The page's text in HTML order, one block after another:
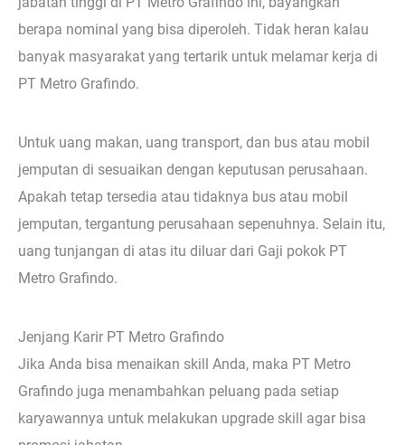
berapa nominal yang bisa diperoleh. Tidak heran kalau
banyak masyarakat yang tertarik untuk melamar kerja di
PT Metro Grafindo.
Untuk uang makan, uang transport, dan bus atau mobil
jemputan di sesuaikan dengan keputusan perusahaan.
Apakah tetap tersedia atau tidaknya bus atau mobil
jemputan, tergantung perusahaan sepenuhnya. Selain itu,
uang tunjangan di atas itu diluar dari Gaji pokok PT
Metro Grafindo.
Jenjang Karir PT Metro Grafindo
Jika Anda bisa menaikan skill Anda, maka PT Metro
Grafindo juga menambahkan peluang pada setiap
karyawannya untuk melakukan upgrade skill agar bisa